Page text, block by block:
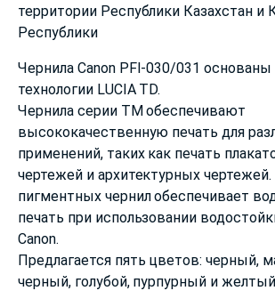
территории Республики Казахстан и
Республики
Чернила Canon PFI-030/031
технологии LUCIA TD.
Чернила серии TM обеспечивают
высококачественную печать для
применений, таких как печать
чертежей и архитектурных
пигментных чернил обеспечивает
печать при использовании
Canon.
Предлагается пять цветов: черный,
черный, голубой, пурпурный и